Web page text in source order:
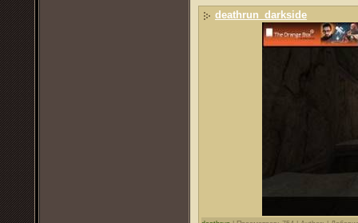
deathrun_darkside